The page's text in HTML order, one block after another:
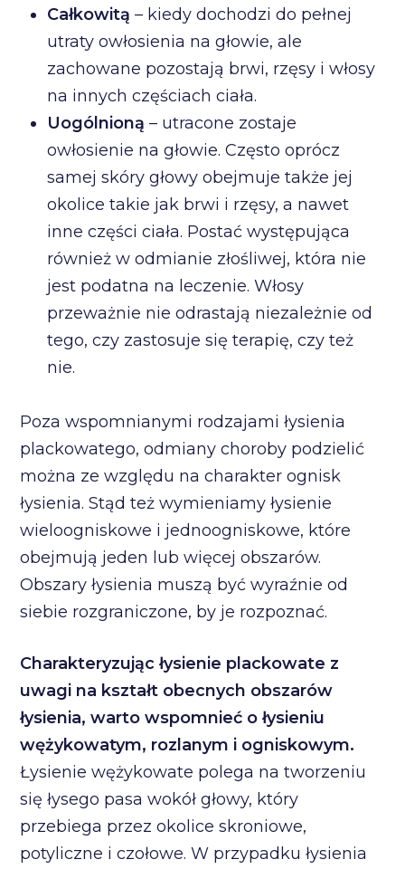
Całkowitą – kiedy dochodzi do pełnej
utraty owłosienia na głowie, ale
zachowane pozostają brwi, rzęsy i włosy
na innych częściach ciała.
Uogólnioną – utracone zostaje
owłosienie na głowie. Często oprócz
samej skóry głowy obejmuje także jej
okolice takie jak brwi i rzęsy, a nawet
inne części ciała. Postać występująca
również w odmianie złośliwej, która nie
jest podatna na leczenie. Włosy
przeważnie nie odrastają niezależnie od
tego, czy zastosuje się terapię, czy też
nie.
Poza wspomnianymi rodzajami łysienia
plackowatego, odmiany choroby podzielić
można ze względu na charakter ognisk
łysienia. Stąd też wymieniamy łysienie
wieloogniskowe i jednoogniskowe, które
obejmują jeden lub więcej obszarów.
Obszary łysienia muszą być wyraźnie od
siebie rozgraniczone, by je rozpoznać.
Charakteryzując łysienie plackowate z
uwagi na kształt obecnych obszarów
łysienia, warto wspomnieć o łysieniu
wężykowatym, rozlanym i ogniskowym.
Łysienie wężykowate polega na tworzeniu
się łysego pasa wokół głowy, który
przebiega przez okolice skroniowe,
potyliczne i czołowe. W przypadku łysienia